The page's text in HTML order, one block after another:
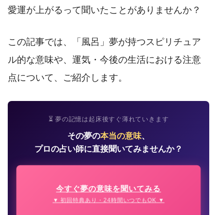
愛運が上がるって聞いたことがありませんか？
この記事では、「風呂」夢が持つスピリチュア
ル的な意味や、運気・今後の生活における注意
点について、ご紹介します。
⏳ 夢の記憶は起床後すぐ薄れていきます
その夢の本当の意味、
プロの占い師に直接聞いてみませんか？
今すぐ夢の意味を聞いてみる
▼ 初回特典あり・24時間いつでもOK ▼